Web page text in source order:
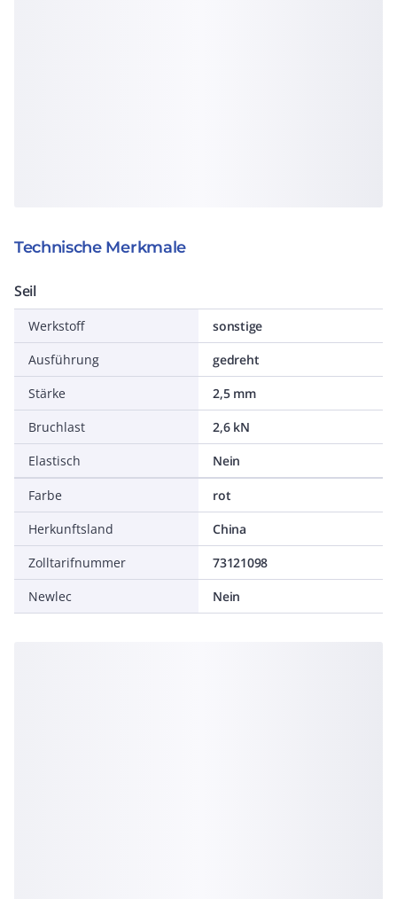
Technische Merkmale
Seil
Werkstoff
sonstige
Ausführung
gedreht
Stärke
2,5 mm
Bruchlast
2,6 kN
Elastisch
Nein
Farbe
rot
Herkunftsland
China
Zolltarifnummer
73121098
Newlec
Nein